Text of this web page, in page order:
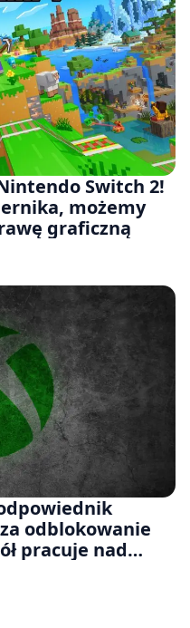
Switch 2!
możemy
graficzną
odblokowanie
pracuje nad
jeszcze w tym